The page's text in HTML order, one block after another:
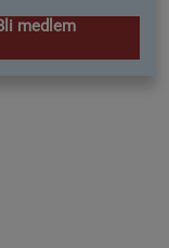
medlem
-